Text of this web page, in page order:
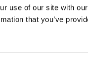
use of our site with
that you’ve